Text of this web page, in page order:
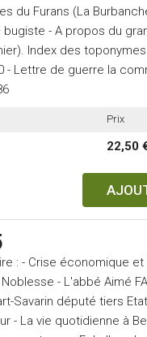
du Furans (La
- A propos du
Index des
- Lettre de guerre la
Prix
22,50
: - Crise économique et
- L'abbé Aimé
Savarin député tiers
- La vie quotidienne à